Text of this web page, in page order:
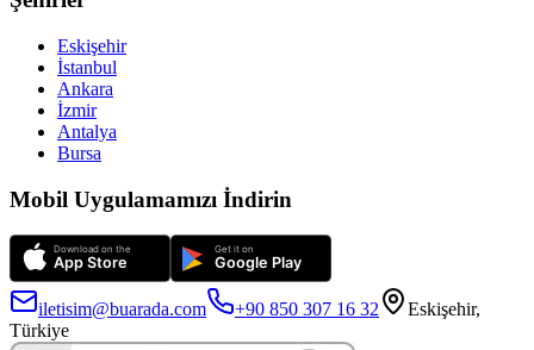
Eskişehir
İstanbul
Ankara
İzmir
Antalya
Bursa
Mobil Uygulamamızı İndirin
iletisim@buarada.com +90 850 307 16 32
Eskişehir,
Türkiye